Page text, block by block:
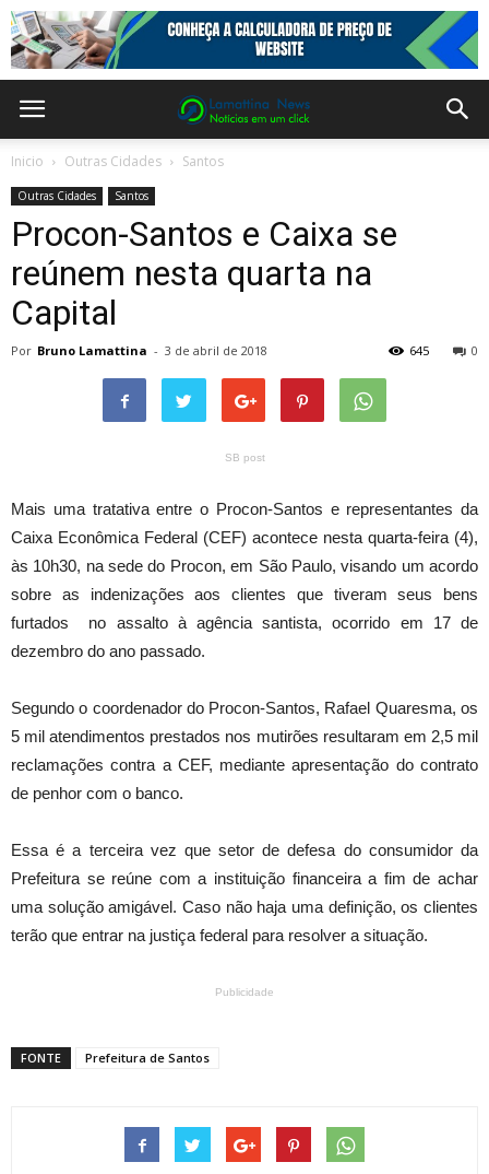
Inicio Outras Cidades Santos
Outras Cidades Santos
Procon-Santos e Caixa se
reúnem nesta quarta na
Capital
Por Bruno Lamattina - 3 de abril de 2018 0
645
SB post
Mais uma tratativa entre o Procon-Santos e representantes da
Caixa Econômica Federal (CEF) acontece nesta quarta-feira (4),
às 10h30, na sede do Procon, em São Paulo, visando um acordo
sobre as indenizações aos clientes que tiveram seus bens
furtados no assalto à agência santista, ocorrido em 17 de
dezembro do ano passado.
Segundo o coordenador do Procon-Santos, Rafael Quaresma, os
5 mil atendimentos prestados nos mutirões resultaram em 2,5 mil
reclamações contra a CEF, mediante apresentação do contrato
de penhor com o banco.
Essa é a terceira vez que setor de defesa do consumidor da
Prefeitura se reúne com a instituição financeira a fim de achar
uma solução amigável. Caso não haja uma definição, os clientes
terão que entrar na justiça federal para resolver a situação.
Publicidade
FONTE Prefeitura de Santos